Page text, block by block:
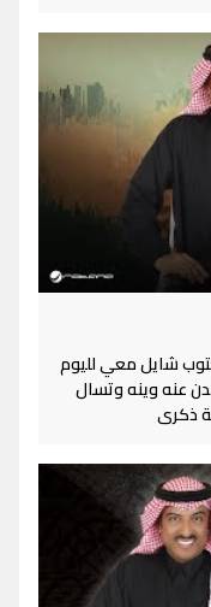
شايل معي لليوم
عنه وينه وتسال
ذكرى